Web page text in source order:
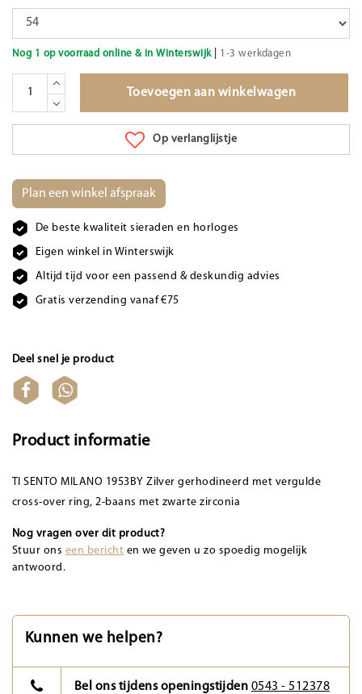
Nog 1 op voorraad online & in Winterswijk| 1-3 werkdagen
Toevoegen aan winkelwagen
Op verlanglijstje
Plan een winkel afspraak
De beste kwaliteit sieraden en horloges
Eigen winkel in Winterswijk
Altijd tijd voor een passend & deskundig advies
Gratis verzending vanaf €75
Deel snel je product
Product informatie
TI SENTO MILANO 1953BY Zilver gerhodineerd met vergulde
cross-over ring, 2-baans met zwarte zirconia
Nog vragen over dit product?
Stuur ons een bericht en we geven u zo spoedig mogelijk
antwoord.
Kunnen we helpen?
Bel ons tijdens openingstijden 0543 - 512378